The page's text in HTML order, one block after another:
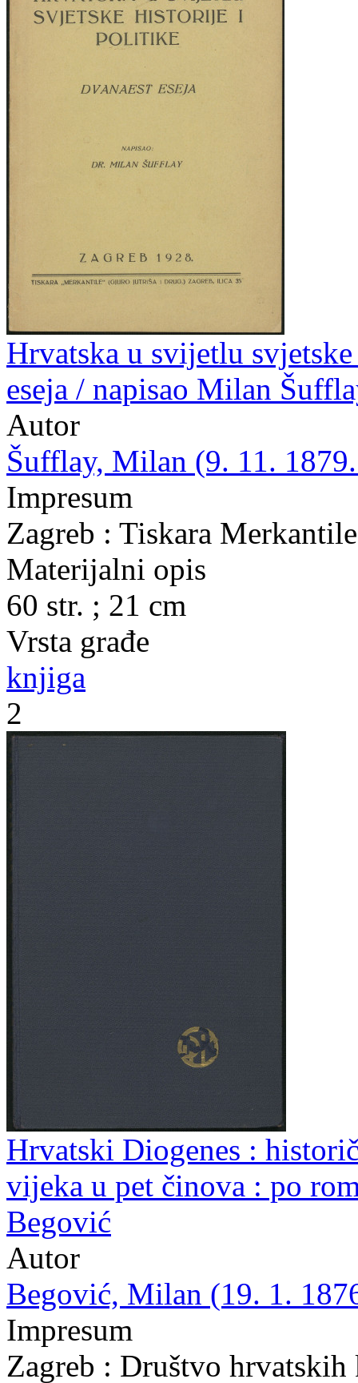
Hrvatska u svijetlu
eseja / napisao Milan
Autor
Šufflay, Milan (9. 11.
Impresum
Zagreb : Tiskara
Materijalni opis
60 str. ; 21 cm
Vrsta građe
knjiga
2
Hrvatski Diogenes :
vijeka u pet činova : po
Begović
Autor
Begović, Milan (19. 1.
Impresum
Zagreb : Društvo